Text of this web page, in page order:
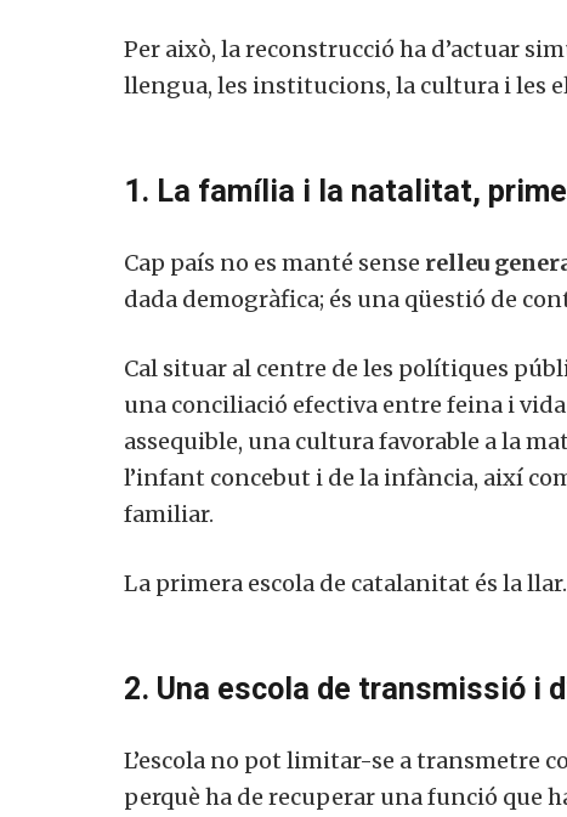
Per això, la reconstrucció ha d’actuar
llengua, les institucions, la cultura i les
1. La família i la natalitat,
Cap país no es manté sense relleu
dada demogràfica; és una qüestió de
Cal situar al centre de les polítiques
una conciliació efectiva entre feina i
assequible, una cultura favorable a la
l’infant concebut i de la infància, així
familiar.
La primera escola de catalanitat és la llar.
2. Una escola de transmissió i
L’escola no pot limitar-se a transmetre
perquè ha de recuperar una funció que